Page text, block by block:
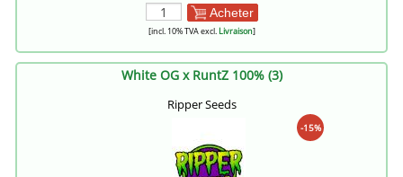
Acheter
[incl. 10% TVA excl.Livraison]
White OG x RuntZ 100% (3)
Ripper Seeds
-15%